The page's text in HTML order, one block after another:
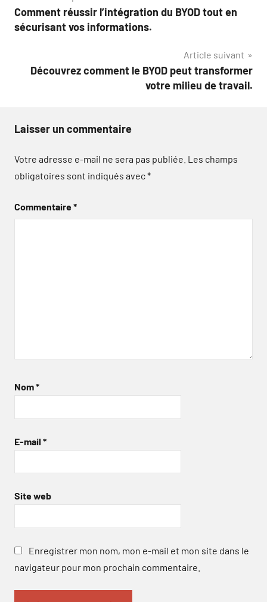
de
Comment réussir l’intégration du BYOD tout en
sécurisant vos informations.
Article suivant
Découvrez comment le BYOD peut transformer
votre milieu de travail.
Laisser un commentaire
Votre adresse e-mail ne sera pas publiée. Les champs
obligatoires sont indiqués avec*
Commentaire*
Nom*
E-mail *
Site web
Enregistrer mon nom, mon e-mail et mon site dans le
navigateur pour mon prochain commentaire.